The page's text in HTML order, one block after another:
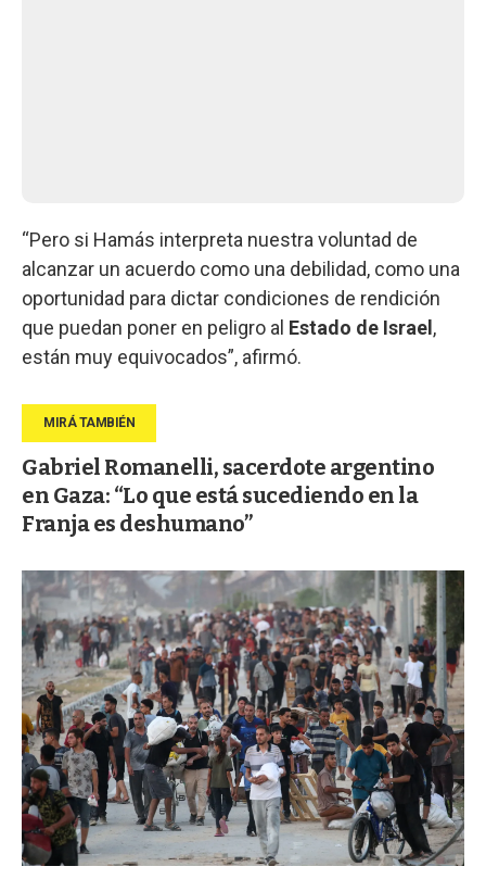
“Pero si Hamás interpreta nuestra voluntad de
alcanzar un acuerdo como una debilidad, como una
oportunidad para dictar condiciones de rendición
que puedan poner en peligro al Estado de Israel ,
están muy equivocados”, afirmó.
Gabriel Romanelli, sacerdote argentino
en Gaza: “Lo que está sucediendo en la
Franja es deshumano”